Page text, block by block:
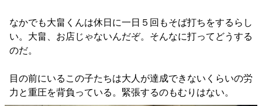
なかでも大畠くんは休日に一日５回もそば打ちをするらし
い。大畠、お店じゃないんだぞ。そんなに打ってどうする
のだ。
目の前にいるこの子たちは大人が達成できないくらいの労
力と重圧を背負っている。緊張するのもむりはない。